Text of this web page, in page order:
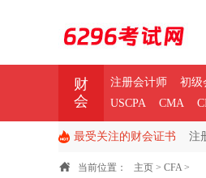
财
会
注册会计师 初级
USCPA
CMA
最受关注的财会证书 注
当前位置： 主页 > CFA>